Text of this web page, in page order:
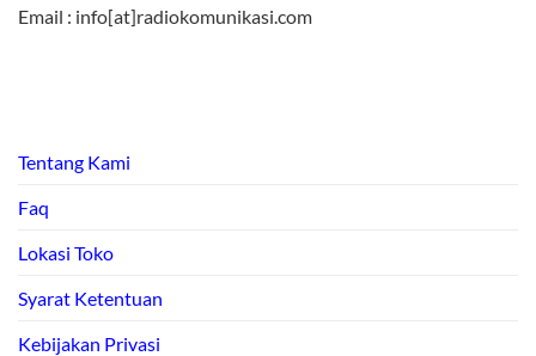
Email : info[at]radiokomunikasi.com
Tentang Kami
Faq
Lokasi Toko
Syarat Ketentuan
Kebijakan Privasi